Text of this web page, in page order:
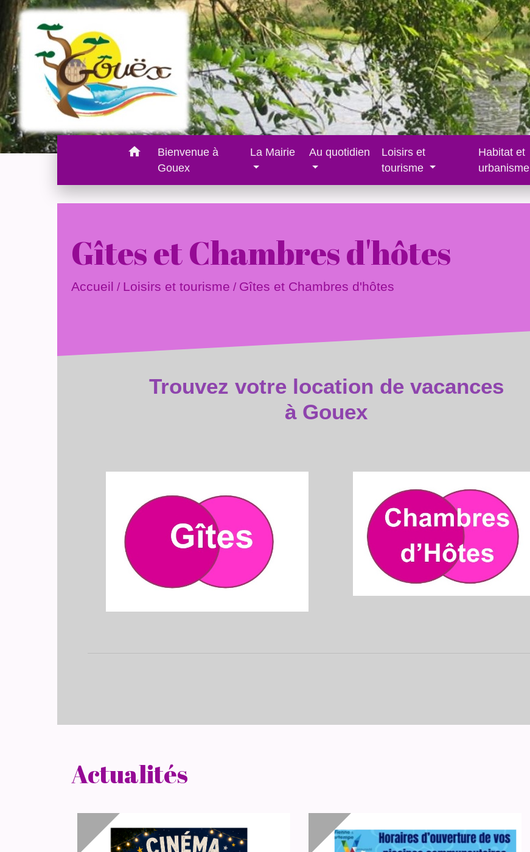
home
Bienvenue à
Gouex
La Mairie Au quotidien
Loisirs et
tourisme
Habitat et
urbanisme
Gîtes et Chambres d'hôtes
Accueil / Loisirs et tourisme / Gîtes et Chambres d'hôtes
Trouvez votre location de vacances
à Gouex
Actualités